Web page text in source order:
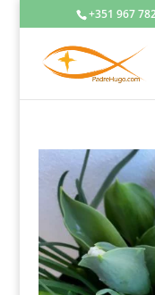
+351 967